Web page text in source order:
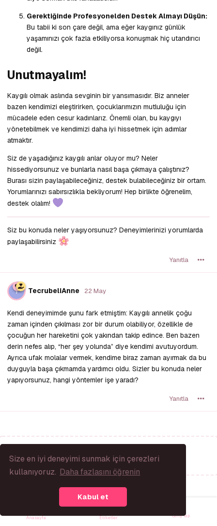
Size en iyi deneyimi sunmak için çerezleri
kullanıyoruz. Daha fazlasını öğrenin
Kabul et
Gerektiğinde Profesyonelden Destek Almayı Düşün:
Bu tabii ki son çare değil, ama eğer kaygınız günlük
yaşamınızı çok fazla etkiliyorsa konuşmak hiç utandırıcı
değil.
Unutmayalım!
Kaygılı olmak aslında sevginin bir yansımasıdır. Biz anneler
bazen kendimizi eleştirirken, çocuklarımızın mutluluğu için
mücadele eden cesur kadınlarız. Önemli olan, bu kaygıyı
yönetebilmek ve kendimizi daha iyi hissetmek için adımlar
atmaktır.
Siz de yaşadığınız kaygılı anlar oluyor mu? Neler
hissediyorsunuz ve bunlarla nasıl başa çıkmaya çalıştınız?
Burası sizin paylaşabileceğiniz, destek bulabileceğiniz bir ortam.
Yorumlarınızı sabırsızlıkla bekliyorum! Hep birlikte öğrenelim,
destek olalım!
Siz bu konuda neler yaşıyorsunuz? Deneyimlerinizi yorumlarda
paylaşabilirsiniz
Yanıtla
T TecrubeliAnne 22 May
Kendi deneyimimde şunu fark etmiştim: Kaygılı annelik çoğu
zaman içinden çıkılması zor bir durum olabiliyor, özellikle de
çocuğun her hareketini çok yakından takip edince. Ben bazen
derin nefes alıp, “her şey yolunda” diye kendimi avutuyordum.
Ayrıca ufak molalar vermek, kendime biraz zaman ayırmak da bu
duyguyla başa çıkmamda yardımcı oldu. Sizler bu konuda neler
yapıyorsunuz, hangi yöntemler işe yaradı?
Yanıtla
Bir Yanıt Yaz...
Anasayfa Etiketler Giriş Yap